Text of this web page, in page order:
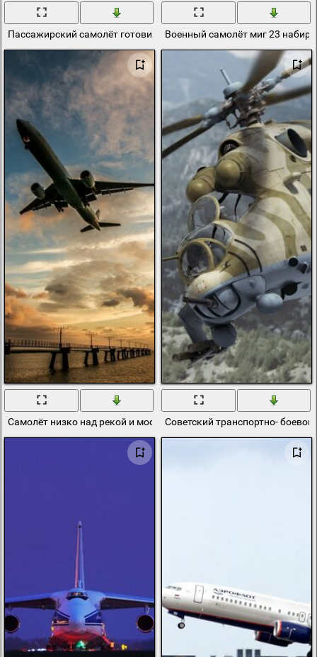
Пассажирский самолёт готовится к взлётуВоенный самолёт миг 23
Самолёт низко над рекой и мостом на закатеСоветский транспортно- боевой